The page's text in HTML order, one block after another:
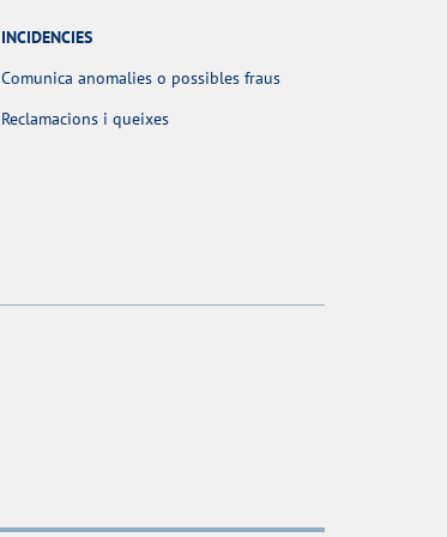
INCIDENCIES
Comunica anomalies o possibles fraus
Reclamacions i queixes